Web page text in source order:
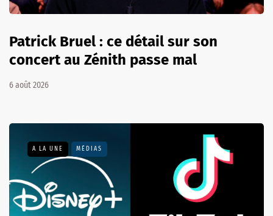
Patrick Bruel : ce détail sur son
concert au Zénith passe mal
6 août 2026
A LA UNE MÉDIAS